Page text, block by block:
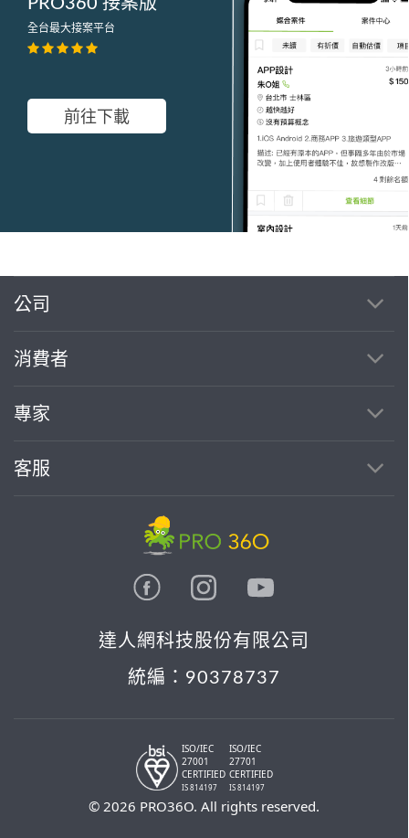
PRO360 接案版
全台最大接案平台
前往下載
公司
消費者
專家
客服
達人網科技股份有限公司
統編：90378737
ISO/IEC
27001
CERTIFIED
IS 814197
ISO/IEC
27701
CERTIFIED
IS 814197
© 2026 PRO36O. All rights reserved.
繼續完成